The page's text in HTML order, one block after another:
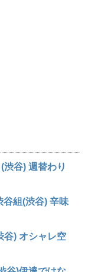
谷) 週替わり
谷組(渋谷) 辛味
谷) オシャレ空